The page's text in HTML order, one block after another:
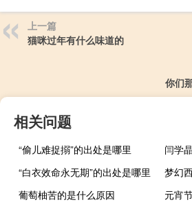
上一篇
猫咪过年有什么味道的
你们
相关问题
“偷儿难捉搦”的出处是哪里
闫学
“白衣效命永无期”的出处是哪里
梦幻
葡萄柚苦的是什么原因
元宵